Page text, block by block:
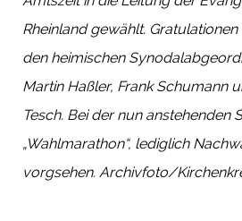
Rheinland gewählt.
den heimischen
Martin Haßler, Frank Schumann
Tesch. Bei der nun anstehenden
„Wahlmarathon“, lediglich
vorgsehen. Archivfoto/